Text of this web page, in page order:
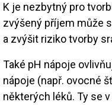
K je nezbytný pro
zvýšený příjem může
a zvýšit riziko tvorby
Také pH nápoje
nápoje (např. ovocné
některých léků. Ty se